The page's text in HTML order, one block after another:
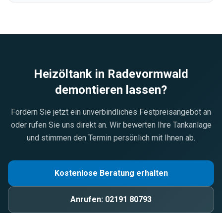
Heizöltank in Radevormwald
demontieren lassen?
Fordern Sie jetzt ein unverbindliches Festpreisangebot an
oder rufen Sie uns direkt an. Wir bewerten Ihre Tankanlage
und stimmen den Termin persönlich mit Ihnen ab.
Kostenlose Beratung erhalten
Anrufen: 02191 80793